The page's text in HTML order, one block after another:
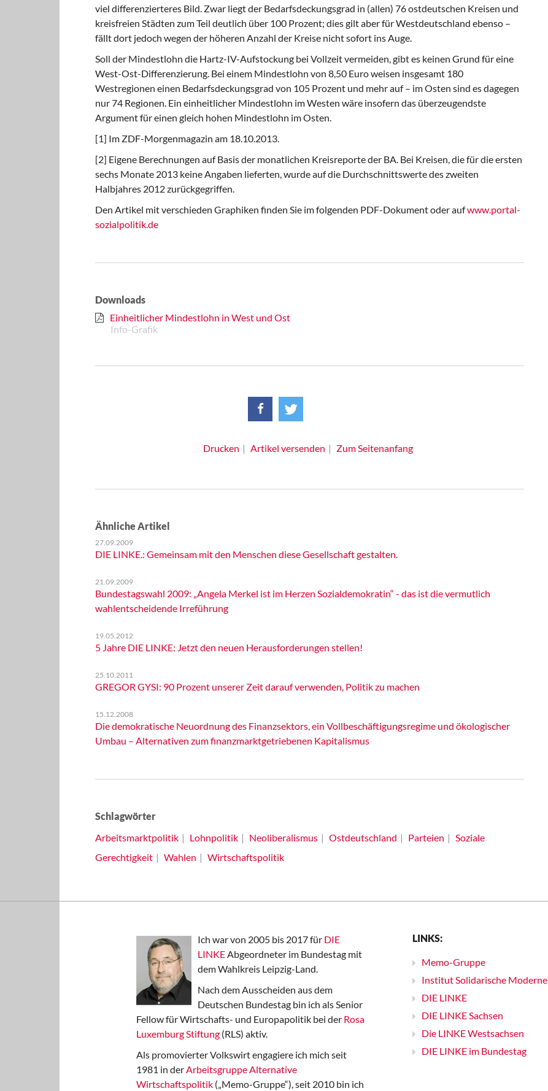
viel differenzierteres Bild. Zwar liegt der Bedarfsdeckungsgrad in (allen) 76 ostdeutschen Kreisen und
kreisfreien Städten zum Teil deutlich über 100 Prozent; dies gilt aber für Westdeutschland ebenso –
fällt dort jedoch wegen der höheren Anzahl der Kreise nicht sofort ins Auge.
Soll der Mindestlohn die Hartz-IV-Aufstockung bei Vollzeit vermeiden, gibt es keinen Grund für eine
West-Ost-Differenzierung. Bei einem Mindestlohn von 8,50 Euro weisen insgesamt 180
Westregionen einen Bedarfsdeckungsgrad von 105 Prozent und mehr auf – im Osten sind es dagegen
nur 74 Regionen. Ein einheitlicher Mindestlohn im Westen wäre insofern das überzeugendste
Argument für einen gleich hohen Mindestlohn im Osten.
[1] Im ZDF-Morgenmagazin am 18.10.2013.
[2] Eigene Berechnungen auf Basis der monatlichen Kreisreporte der BA. Bei Kreisen, die für die ersten
sechs Monate 2013 keine Angaben lieferten, wurde auf die Durchschnittswerte des zweiten
Halbjahres 2012 zurückgegriffen.
Den Artikel mit verschieden Graphiken finden Sie im folgenden PDF-Dokument oder aufwww.portal-
sozialpolitik.de
Downloads
Einheitlicher Mindestlohn in West und Ost
Info-Grafik
Drucken Artikel versenden Zum Seitenanfang
Ähnliche Artikel
27.09.2009
DIE LINKE.: Gemeinsam mit den Menschen diese Gesellschaft gestalten.
21.09.2009
Bundestagswahl 2009: „Angela Merkel ist im Herzen Sozialdemokratin“ - das ist die vermutlich
wahlentscheidende Irreführung
19.05.2012
5 Jahre DIE LINKE: Jetzt den neuen Herausforderungen stellen!
25.10.2011
GREGOR GYSI: 90 Prozent unserer Zeit darauf verwenden, Politik zu machen
15.12.2008
Die demokratische Neuordnung des Finanzsektors, ein Vollbeschäftigungsregime und ökologischer
Umbau – Alternativen zum finanzmarktgetriebenen Kapitalismus
Schlagwörter
Arbeitsmarktpolitik
Lohnpolitik Neoliberalismus Ostdeutschland Parteien
Soziale
Gerechtigkeit
Wahlen Wirtschaftspolitik
Ich war von 2005 bis 2017 für DIE
LINKEAbgeordneter im Bundestag mit
dem Wahlkreis Leipzig-Land.
Nach dem Ausscheiden aus dem
Deutschen Bundestag bin ich als Senior
Fellow für Wirtschafts- und Europapolitik bei der Rosa
Luxemburg Stiftung (RLS) aktiv.
Als promovierter Volkswirt engagiere ich mich seit
1981 in derArbeitsgruppe Alternative
Wirtschaftspolitik („Memo-Gruppe“), seit 2010 bin ich
LINKS:
Memo-Gruppe
Institut Solidarische Moderne
DIE LINKE
DIE LINKE Sachsen
Die LINKE Westsachsen
DIE LINKE im Bundestag